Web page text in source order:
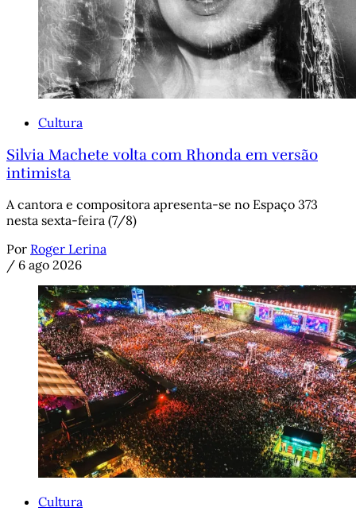
Cultura
Silvia Machete volta com Rhonda em versão
intimista
A cantora e compositora apresenta-se no Espaço 373
nesta sexta-feira (7/8)
Por Roger Lerina
/ 6 ago 2026
Cultura